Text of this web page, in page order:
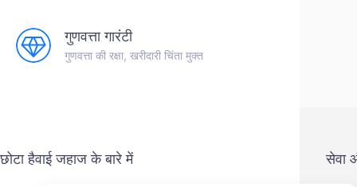
गुणवत्ता गारंटी
गुणवत्ता की रक्षा, खरीदारी चिंता मुक्त
छोटा हैवाई जहाज के बारे में सेवा